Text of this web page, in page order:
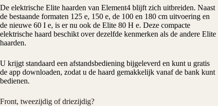
De elektrische Elite haarden van Element4 blijft zich uitbreiden. Naast
de bestaande formaten 125 e, 150 e, de 100 en 180 cm uitvoering en
de nieuwe 60 I e, is er nu ook de Elite 80 H e. Deze compacte
elektrische haard beschikt over dezelfde kenmerken als de andere Elite
haarden.
U krijgt standaard een afstandsbediening bijgeleverd en kunt u gratis
de app downloaden, zodat u de haard gemakkelijk vanaf de bank kunt
bedienen.
Front, tweezijdig of driezijdig?